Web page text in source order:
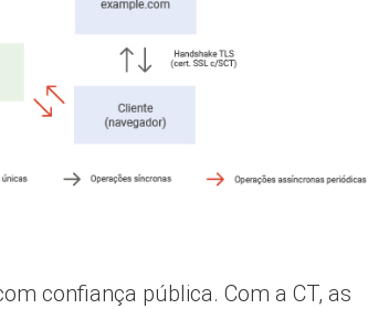
confiança pública. Com a CT, as